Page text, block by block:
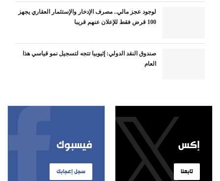
لوجود عجز مالي.. مصرف الإدخار والإستثمار العقاري يجهز
100 قرض فقط للإعلان عنهم قريبا
صندوق النقد الدولي: إثيوبيا تتجه لتسجيل نمو قياسي هذا
العام
فيسبوك
سجل إعجابك
إكس
تابعنا